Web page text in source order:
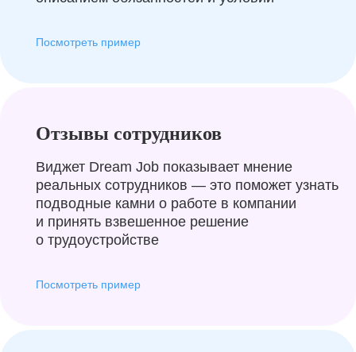
Посмотреть пример
Отзывы сотрудников
Виджет Dream Job показывает мнение
реальных сотрудников — это поможет узнать
подводные камни о работе в компании
и принять взвешенное решение
о трудоустройстве
Посмотреть пример